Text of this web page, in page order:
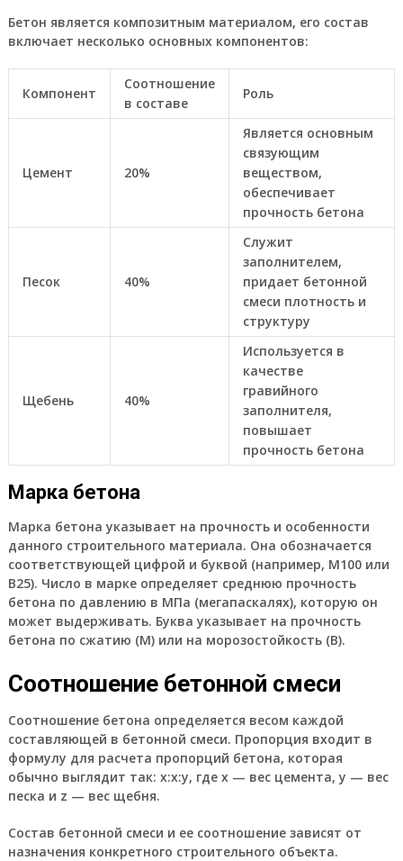
Бетон является композитным материалом, его состав
включает несколько основных компонентов:
Компонент
Соотношение
в составе
Роль
Цемент 20%
Является основным
связующим
веществом,
обеспечивает
прочность бетона
Песок 40%
Служит
заполнителем,
придает бетонной
смеси плотность и
структуру
Щебень 40%
Используется в
качестве
гравийного
заполнителя,
повышает
прочность бетона
Марка бетона
Марка бетона указывает на прочность и особенности
данного строительного материала. Она обозначается
соответствующей цифрой и буквой (например, М100 или
В25). Число в марке определяет среднюю прочность
бетона по давлению в МПа (мегапаскалях), которую он
может выдерживать. Буква указывает на прочность
бетона по сжатию (М) или на морозостойкость (В).
Соотношение бетонной смеси
Соотношение бетона определяется весом каждой
составляющей в бетонной смеси. Пропорция входит в
формулу для расчета пропорций бетона, которая
обычно выглядит так: х:x:y, где x — вес цемента, y — вес
песка и z — вес щебня.
Состав бетонной смеси и ее соотношение зависят от
назначения конкретного строительного объекта.